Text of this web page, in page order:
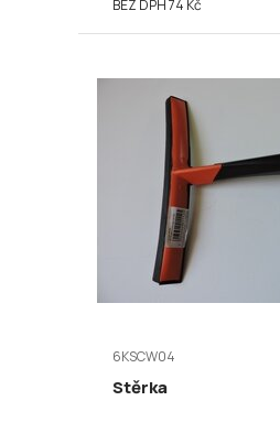
BEZ DPH 74 Kč
6KSCW04
Stěrka